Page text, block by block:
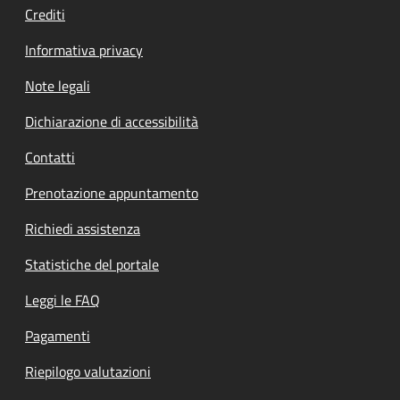
Crediti
Informativa privacy
Note legali
Dichiarazione di accessibilità
Contatti
Prenotazione appuntamento
Richiedi assistenza
Statistiche del portale
Leggi le FAQ
Pagamenti
Riepilogo valutazioni